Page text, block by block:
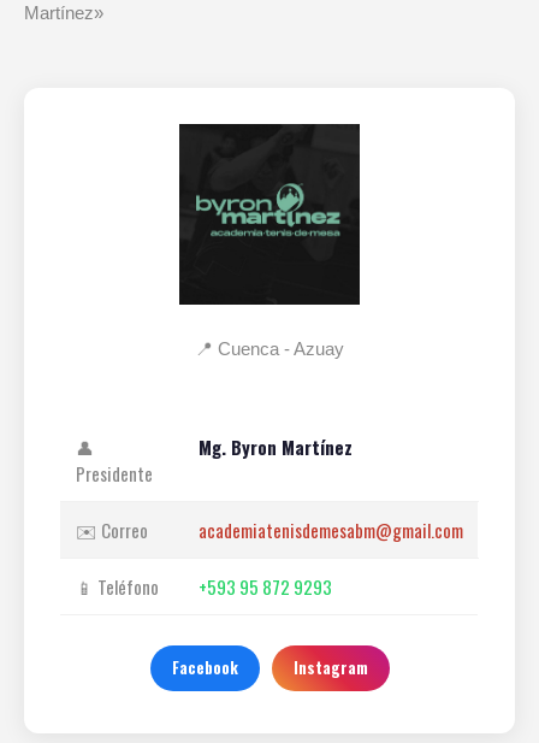
Martínez»
📍 Cuenca - Azuay
👤
Presidente
Mg. Byron Martínez
✉️ Correo academiatenisdemesabm@gmail.com
📱 Teléfono +593 95 872 9293
Facebook Instagram